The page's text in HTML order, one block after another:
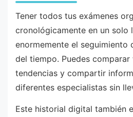
Tener todos tus exámenes
cronológicamente en un solo
enormemente el seguimiento
del tiempo. Puedes
tendencias y compartir
diferentes especialistas sin
Este historial digital también